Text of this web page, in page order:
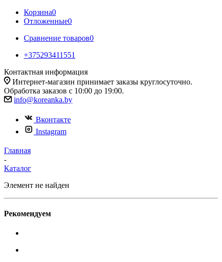
Корзина0
Отложенные0
Сравнение товаров0
+375293411551
Контактная информация
Интернет-магазин принимает заказы круглосуточно.
Обработка заказов с 10:00 до 19:00.
info@koreanka.by
Вконтакте
Instagram
Главная
-
Каталог
Элемент не найден
Рекомендуем